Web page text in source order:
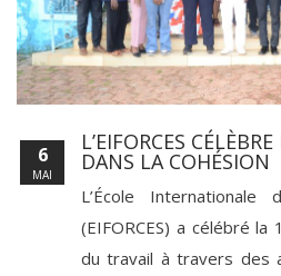
L’EIFORCES
DANS LA COHÉSION
L’École
(EIFORCES) a célébré
du travail à travers des
6
MAI